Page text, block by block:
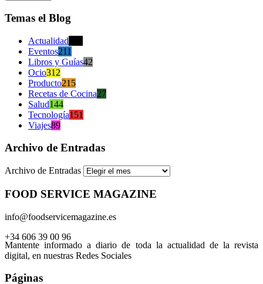
Temas el Blog
Actualidad
Eventos211
Libros y Guías42
Ocio312
Producto215
Recetas de Cocina27
Salud144
Tecnología151
Viajes89
Archivo de Entradas
Archivo de Entradas
FOOD SERVICE MAGAZINE
info@foodservicemagazine.es
+34 606 39 00 96
Mantente informado a diario de toda la actualidad de la revista
digital, en nuestras Redes Sociales
Páginas